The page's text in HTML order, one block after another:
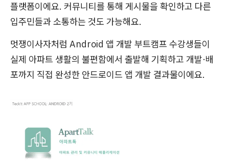
플랫폼이에요. 커뮤니티를 통해 게시물을 확인하고 다른
입주민들과 소통하는 것도 가능해요.
멋쟁이사자처럼 Android 앱 개발 부트캠프 수강생들이
실제 아파트 생활의 불편함에서 출발해 기획하고 개발·배
포까지 직접 완성한 안드로이드 앱 개발 결과물이에요.